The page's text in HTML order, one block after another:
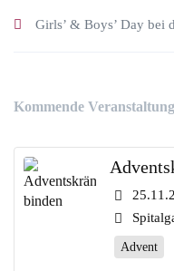
Girls’ & Boys’ Day bei
Kommende
Advent